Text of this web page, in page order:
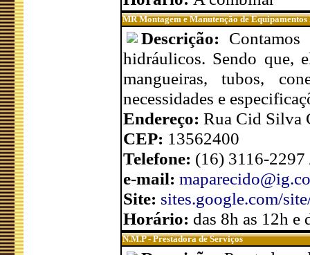
MR Montagem e Manutenção de
Descrição:
hidráulicos. Sendo que,
mangueiras, tubos,
necessidades e
Endereço: Rua Cid Silva
CEP: 13562400
Telefone: (16) 3116-
e-mail:
Site: sites.google.com/
Horário: das 8h as 12h e
N.M.P - Prestadora de Serviços